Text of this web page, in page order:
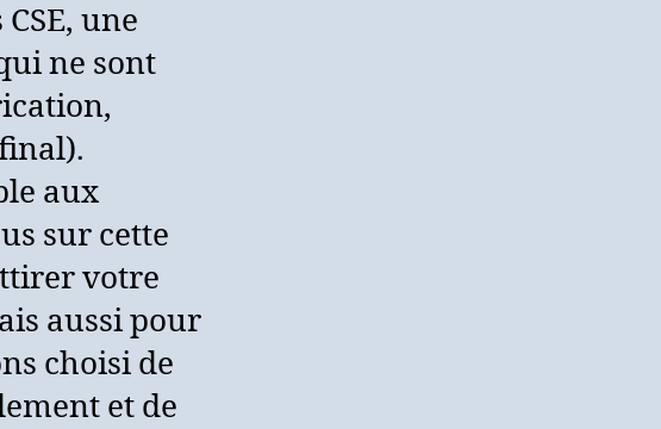
une
ne sont
aux
sur cette
votre
aussi pour
choisi de
et de